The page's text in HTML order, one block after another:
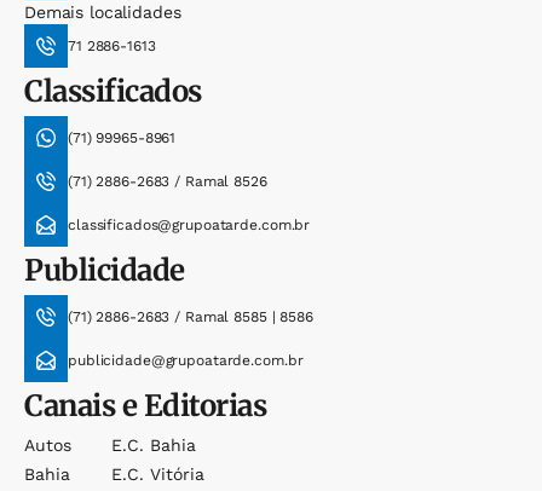
Demais localidades
71 2886-1613
Classificados
(71) 99965-8961
(71) 2886-2683 / Ramal 8526
classificados@grupoatarde.com.br
Publicidade
(71) 2886-2683 / Ramal 8585 | 8586
publicidade@grupoatarde.com.br
Canais e Editorias
Autos
Bahia
E.c. Bahia
E.c. Vitória